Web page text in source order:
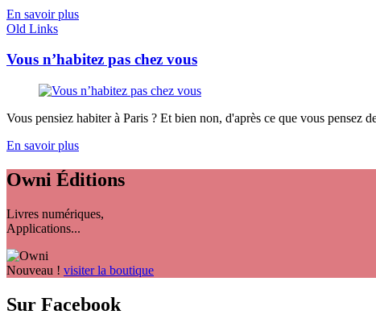
En savoir plus
Old Links
Vous n’habitez pas chez vous
Vous pensiez habiter à Paris ? Et bien non, d'après ce que vous pensez
En savoir plus
Owni Éditions
Livres numériques,
Applications...
Nouveau ! visiter la boutique
Sur Facebook